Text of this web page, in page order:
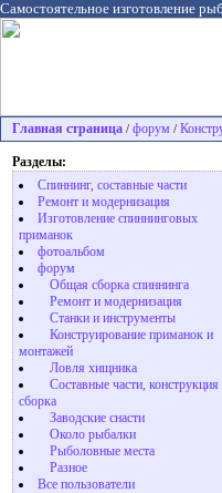
Самостоятельное изготовление
Главная страница / форум /
Разделы:
Спиннинг, составные части
Ремонт и модернизация
Изготовление спиннинговых
приманок
фотоальбом
форум
Общая сборка спиннинга
Ремонт и модернизация
Станки и инструменты
Конструирование приманок и
монтажей
Ловля хищника
Cоставные части, конструкция
сборка
Заводские снасти
Около рыбалки
Рыболовные места
Разное
Все пользователи